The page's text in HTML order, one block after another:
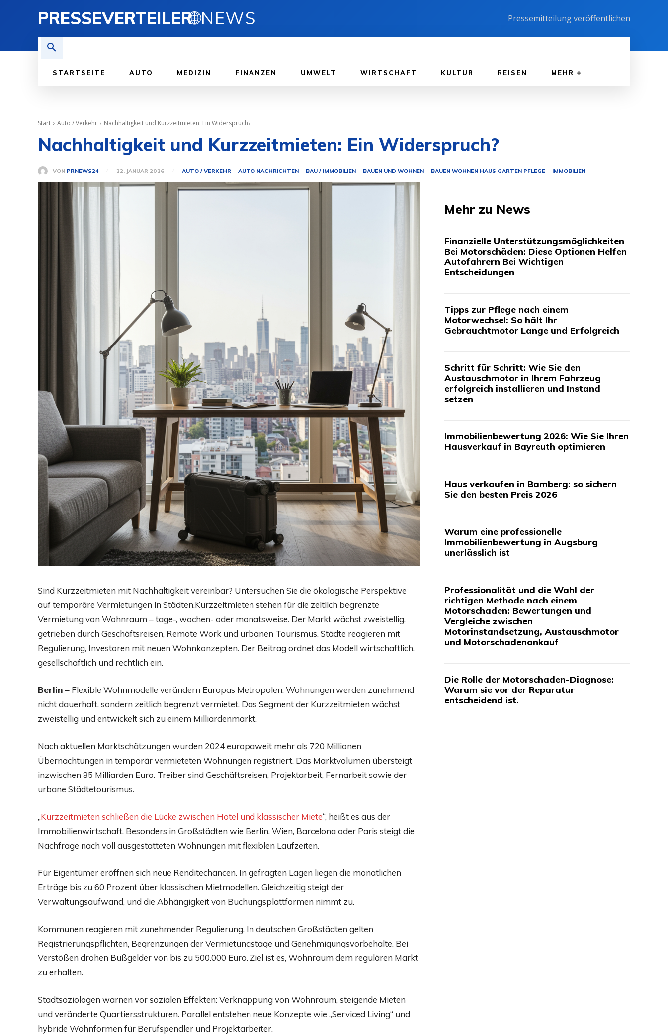
PRESSEVERTEILER🌐NEWS Pressemitteilung veröffentlichen
STARTSEITE AUTO MEDIZIN FINANZEN UMWELT WIRTSCHAFT KULTUR REISEN MEHR
Start Auto / Verkehr Nachhaltigkeit und Kurzzeitmieten: Ein Widerspruch?
Nachhaltigkeit und Kurzzeitmieten: Ein Widerspruch?
VON PRNEWS24 22. JANUAR 2026 AUTO / VERKEHR AUTO NACHRICHTEN BAU / IMMOBILIEN BAUEN UND WOHNEN BAUEN WOHNEN HAUS GARTEN PFLEGE IMMOBILIEN
Sind Kurzzeitmieten mit Nachhaltigkeit vereinbar? Untersuchen Sie die ökologische Perspektive
auf temporäre Vermietungen in Städten.Kurzzeitmieten stehen für die zeitlich begrenzte
Vermietung von Wohnraum – tage-, wochen- oder monatsweise. Der Markt wächst zweistellig,
getrieben durch Geschäftsreisen, Remote Work und urbanen Tourismus. Städte reagieren mit
Regulierung, Investoren mit neuen Wohnkonzepten. Der Beitrag ordnet das Modell wirtschaftlich,
gesellschaftlich und rechtlich ein.
Berlin – Flexible Wohnmodelle verändern Europas Metropolen. Wohnungen werden zunehmend
nicht dauerhaft, sondern zeitlich begrenzt vermietet. Das Segment der Kurzzeitmieten wächst
zweistellig und entwickelt sich zu einem Milliardenmarkt.
Nach aktuellen Marktschätzungen wurden 2024 europaweit mehr als 720 Millionen
Übernachtungen in temporär vermieteten Wohnungen registriert. Das Marktvolumen übersteigt
inzwischen 85 Milliarden Euro. Treiber sind Geschäftsreisen, Projektarbeit, Fernarbeit sowie der
urbane Städtetourismus.
„Kurzzeitmieten schließen die Lücke zwischen Hotel und klassischer Miete“, heißt es aus der
Immobilienwirtschaft. Besonders in Großstädten wie Berlin, Wien, Barcelona oder Paris steigt die
Nachfrage nach voll ausgestatteten Wohnungen mit flexiblen Laufzeiten.
Für Eigentümer eröffnen sich neue Renditechancen. In gefragten Lagen liegen die monatlichen
Erträge bis zu 60 Prozent über klassischen Mietmodellen. Gleichzeitig steigt der
Verwaltungsaufwand, und die Abhängigkeit von Buchungsplattformen nimmt zu.
Kommunen reagieren mit zunehmender Regulierung. In deutschen Großstädten gelten
Registrierungspflichten, Begrenzungen der Vermietungstage und Genehmigungsvorbehalte. Bei
Verstößen drohen Bußgelder von bis zu 500.000 Euro. Ziel ist es, Wohnraum dem regulären Markt
zu erhalten.
Stadtsoziologen warnen vor sozialen Effekten: Verknappung von Wohnraum, steigende Mieten
und veränderte Quartiersstrukturen. Parallel entstehen neue Konzepte wie „Serviced Living“ und
hybride Wohnformen für Berufspendler und Projektarbeiter.
Mehr zu News
Finanzielle Unterstützungsmöglichkeiten
Bei Motorschäden: Diese Optionen Helfen
Autofahrern Bei Wichtigen
Entscheidungen
Tipps zur Pflege nach einem
Motorwechsel: So hält Ihr
Gebrauchtmotor Lange und Erfolgreich
Schritt für Schritt: Wie Sie den
Austauschmotor in Ihrem Fahrzeug
erfolgreich installieren und Instand
setzen
Immobilienbewertung 2026: Wie Sie Ihren
Hausverkauf in Bayreuth optimieren
Haus verkaufen in Bamberg: so sichern
Sie den besten Preis 2026
Warum eine professionelle
Immobilienbewertung in Augsburg
unerlässlich ist
Professionalität und die Wahl der
richtigen Methode nach einem
Motorschaden: Bewertungen und
Vergleiche zwischen
Motorinstandsetzung, Austauschmotor
und Motorschadenankauf
Die Rolle der Motorschaden-Diagnose:
Warum sie vor der Reparatur
entscheidend ist.